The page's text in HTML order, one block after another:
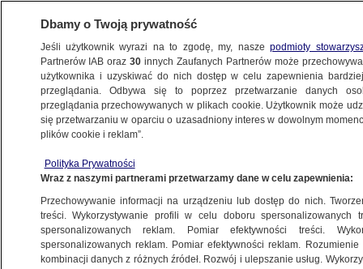
POLSKA
8.02.2008, 19:36Aktualizacja: 8.02.2008, 20:30
Udostępnij
Dbamy o Twoją prywatność
Jeśli użytkownik wyrazi na to zgodę, my, naszepodmioty
Partnerów IAB oraz30 innych Zaufanych Partnerów może
użytkownika i uzyskiwać do nich dostęp w celu zapewnienia
przeglądania. Odbywa się to poprzez przetwarzanie danych
przeglądania przechowywanych w plikach cookie. Użytkownik może
się przetwarzaniu w oparciu o uzasadniony interes w dowolnym
plików cookie i reklam”.
Polityka Prywatności
Wraz z naszymi partnerami przetwarzamy dane w celu zapewnienia:
Przechowywanie informacji na urządzeniu lub dostęp do nich.
treści. Wykorzystywanie profili w celu doboru spersonalizowanych
spersonalizowanych reklam. Pomiar efektywności treści.
spersonalizowanych reklam. Pomiar efektywności reklam.
kombinacji danych z różnych źródeł. Rozwój i ulepszanie usług.